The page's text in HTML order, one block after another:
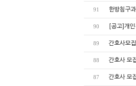
91 한방침구
90 [공고]개
89 간호사모
88 간호사 모
87 간호사 모